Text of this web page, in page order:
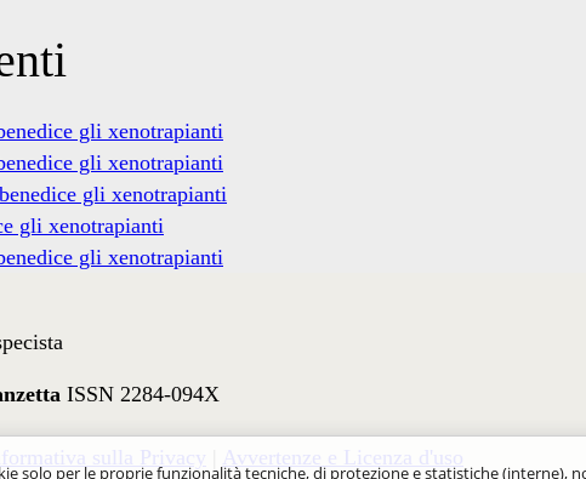
gli xenotrapianti
gli xenotrapianti
gli xenotrapianti
gli xenotrapianti
gli xenotrapianti
ISSN 2284-094X
sulla Privacy Avvertenze e Licenza d'uso
solo per le proprie funzionalità tecniche, di protezione e statistiche (interne),